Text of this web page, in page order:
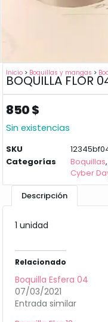
Inicio > Boquillas y mangas >
BOQUILLA FLOR
850$
Sin existencias
SKU
Categorías
Boquillas
Cyber
Descripción
1 unidad
Relacionado
Boquilla Esfera 04
07/03/2021
Entrada similar